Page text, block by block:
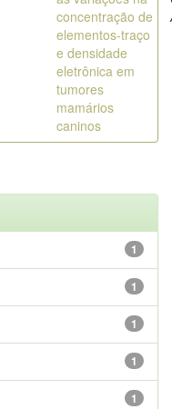
concentração de
elementos-traço
e densidade
eletrônica em
tumores
mamários
caninos
1
1
1
1
1